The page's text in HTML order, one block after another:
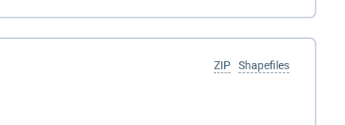
- Okt.) - hwi: Hydrologisches Winterhalbjahr
der Rasterdaten mit Klassenname und
Shapefiles
ZIP